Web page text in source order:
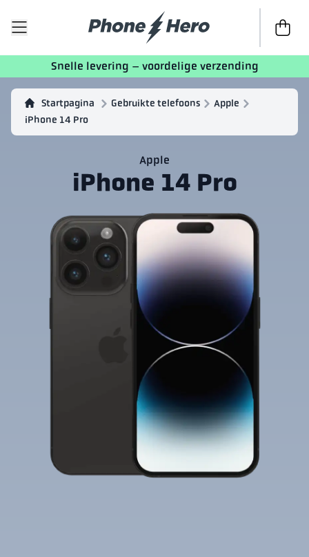
Naar
Snelle levering – voordelige verzending
Startpagina Gebruikte telefoons
Apple
iPhone 14 Pro
Apple
iPhone 14 Pro